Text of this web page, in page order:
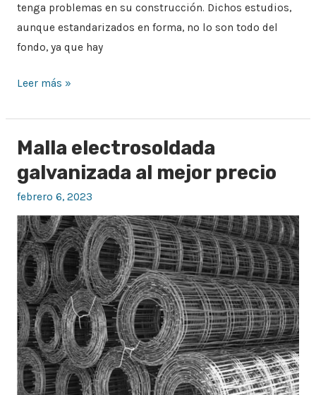
tenga problemas en su construcción. Dichos estudios,
aunque estandarizados en forma, no lo son todo del
fondo, ya que hay
Leer más »
Malla electrosoldada
galvanizada al mejor precio
febrero 6, 2023
Malla
electrosoldada
galvanizada
al
mejor
precio